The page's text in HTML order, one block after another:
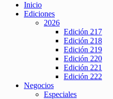
Inicio
Ediciones
2026
Edición 217
Edición 218
Edición 219
Edición 220
Edición 221
Edición 222
Negocios
Especiales